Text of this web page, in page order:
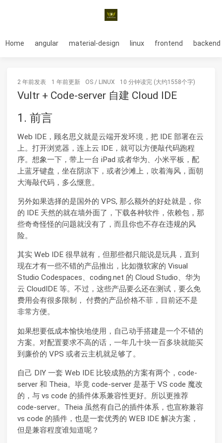
Home angular material-design linux frontend backend
2 年前发表 1 年前更新 OS / LINUX 10 分钟读完 (大约1558个字)
Vultr + Code-server 自建 Cloud IDE
1. 前言
Web IDE，顾名思义就是云端开发环境，把 IDE 部署在云
上。打开浏览器，连上云 IDE，就可以方便敲代码跑程
序。想象一下，带上一台 iPad 或者华为、小米平板，配
上蓝牙键盘，坐在阴凉下，或者沙滩上，吹着海风，面朝
大海敲代码，多么惬意。
另外如果选择的是国外的 VPS, 那么额外的好处就是，你
的 IDE 天然的就在墙外面了，下载各种软件，依赖包，那
些奇奇怪怪的问题就没有了，而且你也不存在违规的风
险。
其实 Web IDE 很早就有，但那些都只能说是玩具，直到
现在才有一些不错的产品推出，比如微软家的 Visual
Studio Codespaces、coding.net 的 Cloud Studio、华为
云 CloudIDE 等。不过，这些产品要么还在测试，要么免
费用会有很多限制， 付费的产品价格不菲，目前还不是
非常方便。
如果想要低成本愉快地使用，自己动手搭建是一个不错的
方案。对配置要求不高的话，一年几十块一百多块就能买
到廉价的 VPS 或者云主机就足够了。
自己 DIY 一套 Web IDE 比较成熟的方案有两个，code-
server 和 Theia。毕竟 code-server 是基于 VS code 魔改
的，与 vs code 的插件体系兼容性更好。所以更推荐
code-server。Theia 虽然有自己的插件体系，也宣称兼容
vs code 的插件，也是一套优秀的 WEB IDE 解决方案，
但是兼容程度谁知道呢？